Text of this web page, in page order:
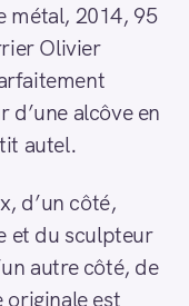
métal, 2014, 95
Olivier
d’une alcôve en
autel.
d’un côté,
et du sculpteur
autre côté, de
originale est